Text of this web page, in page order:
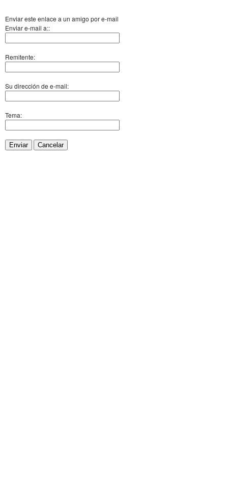
Enviar este enlace a un amigo por e-mail
Enviar e-mail a::
Remitente:
Su dirección de e-mail:
Tema:
Enviar Cancelar